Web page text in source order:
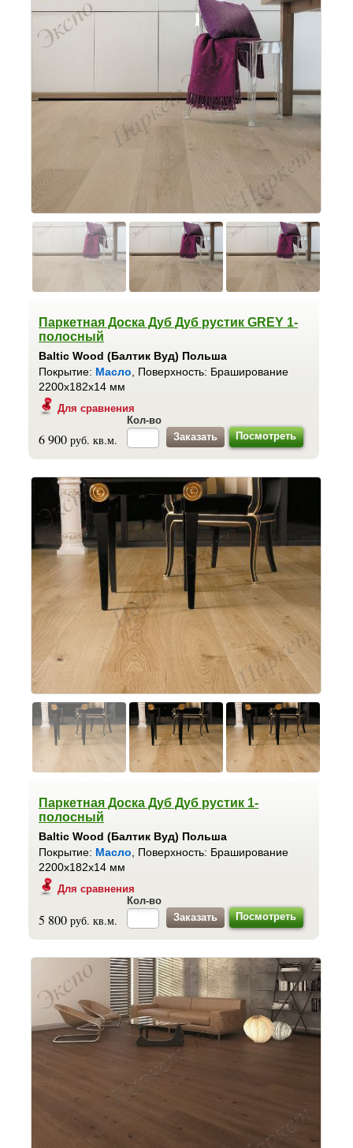
Паркетная Доска Дуб Дуб рустик GREY 1-
полосный
Baltic Wood (Балтик Вуд) Польша
Покрытие: Масло , Поверхность: Браширование
2200x182x14 мм
Для сравнения
6 900 руб. кв.м.
Кол-во
Посмотреть
Паркетная Доска Дуб Дуб рустик 1-
полосный
Baltic Wood (Балтик Вуд) Польша
Покрытие: Масло , Поверхность: Браширование
2200x182x14 мм
Для сравнения
5 800 руб. кв.м.
Кол-во
Посмотреть